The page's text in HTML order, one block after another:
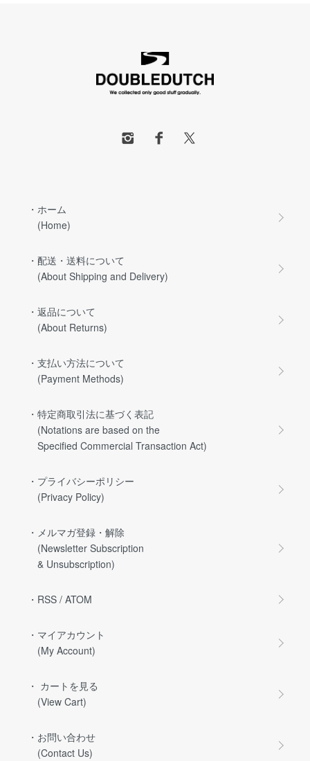
・ホーム
(Home)
・配送・送料について
(About Shipping and Delivery)
・返品について
(About Returns)
・支払い方法について
(Payment Methods)
・特定商取引法に基づく表記
(Notations are based on the
Specified Commercial Transaction Act)
・プライバシーポリシー
(Privacy Policy)
・メルマガ登録・解除
(Newsletter Subscription
& Unsubscription)
・RSS / ATOM
・マイアカウント
(My Account)
・ カートを見る
(View Cart)
・お問い合わせ
(Contact Us)